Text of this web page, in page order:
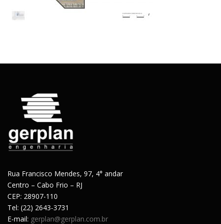
Rua Francisco Mendes, 97, 4° andar
Centro – Cabo Frio – RJ
CEP: 28907-110
Tel: (22) 2643-3731
E-mail: gerplan@gerplan.com.br